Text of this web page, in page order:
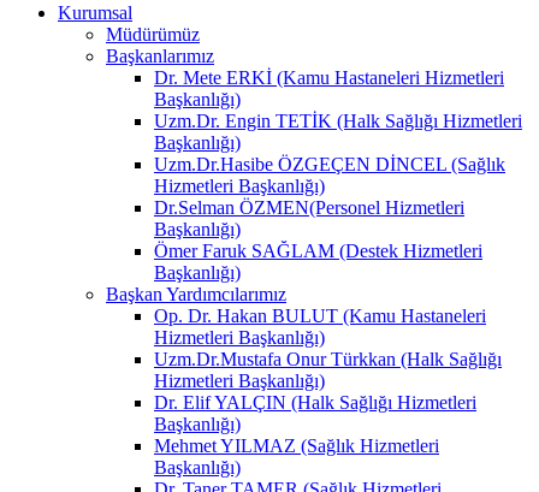
Kurumsal
Müdürümüz
Başkanlarımız
Dr. Mete ERKİ (Kamu Hastaneleri Hizmetleri
Başkanlığı)
Uzm.Dr. Engin TETİK (Halk Sağlığı Hizmetleri
Başkanlığı)
Uzm.Dr.Hasibe ÖZGEÇEN DİNCEL (Sağlık
Hizmetleri Başkanlığı)
Dr.Selman ÖZMEN(Personel Hizmetleri
Başkanlığı)
Ömer Faruk SAĞLAM (Destek Hizmetleri
Başkanlığı)
Başkan Yardımcılarımız
Op. Dr. Hakan BULUT (Kamu Hastaneleri
Hizmetleri Başkanlığı)
Uzm.Dr.Mustafa Onur Türkkan (Halk Sağlığı
Hizmetleri Başkanlığı)
Dr. Elif YALÇIN (Halk Sağlığı Hizmetleri
Başkanlığı)
Mehmet YILMAZ (Sağlık Hizmetleri
Başkanlığı)